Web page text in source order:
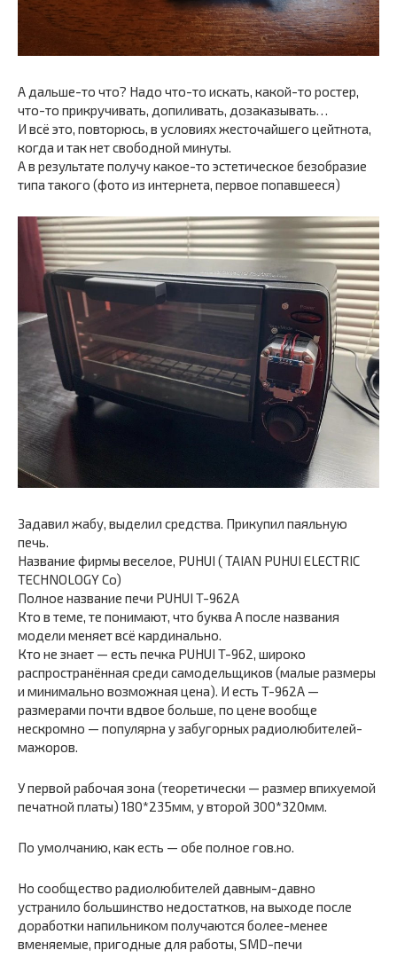
А дальше-то что? Надо что-то искать, какой-то ростер,
что-то прикручивать, допиливать, дозаказывать…
И всё это, повторюсь, в условиях жесточайшего цейтнота,
когда и так нет свободной минуты.
А в результате получу какое-то эстетическое безобразие
типа такого (фото из интернета, первое попавшееся)
Задавил жабу, выделил средства. Прикупил паяльную
печь.
Название фирмы веселое, PUHUI ( TAIAN PUHUI ELECTRIC
TECHNOLOGY Co)
Полное название печи PUHUI T-962A
Кто в теме, те понимают, что буква А после названия
модели меняет всё кардинально.
Кто не знает — есть печка PUHUI T-962, широко
распространённая среди самодельщиков (малые размеры
и минимально возможная цена). И есть T-962A —
размерами почти вдвое больше, по цене вообще
нескромно — популярна у забугорных радиолюбителей-
мажоров.
У первой рабочая зона (теоретически — размер впихуемой
печатной платы) 180*235мм, у второй 300*320мм.
По умолчанию, как есть — обе полное гов.но.
Но сообщество радиолюбителей давным-давно
устранило большинство недостатков, на выходе после
доработки напильником получаются более-менее
вменяемые, пригодные для работы, SMD-печи